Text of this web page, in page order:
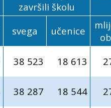
završili školu
svega učenice
38 523 18 613
38 287 18 544